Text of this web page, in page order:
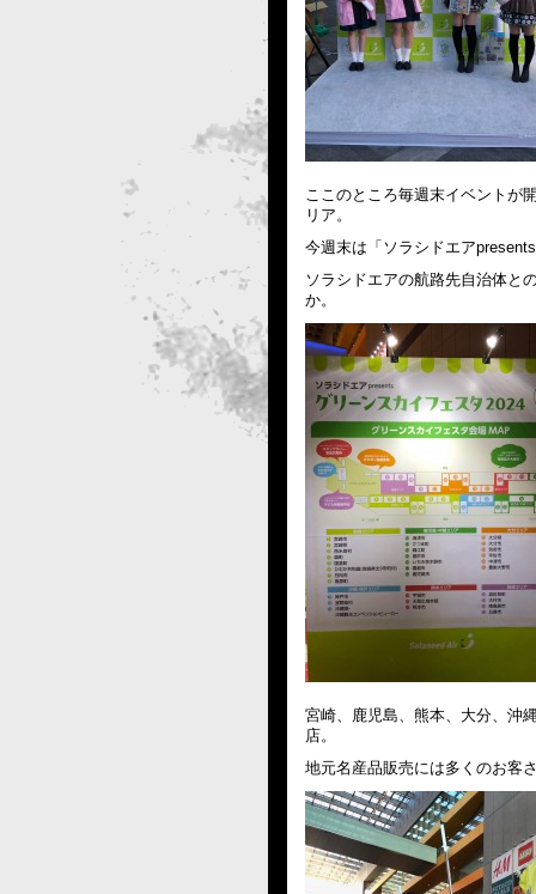
ここのところ毎週末イベントが
リア。
今週末は「ソラシドエア
ソラシドエアの航路先自治体と
か。
宮崎、鹿児島、熊本、大分、沖
店。
地元名産品販売には多くのお客